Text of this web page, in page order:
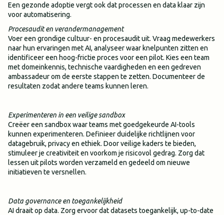
Een gezonde adoptie vergt ook dat processen en data klaar zijn
voor automatisering.
Procesaudit en verandermanagement
Voer een grondige cultuur- en procesaudit uit. Vraag medewerkers
naar hun ervaringen met AI, analyseer waar knelpunten zitten en
identificeer een hoog-frictie proces voor een pilot. Kies een team
met domeinkennis, technische vaardigheden en een gedreven
ambassadeur om de eerste stappen te zetten. Documenteer de
resultaten zodat andere teams kunnen leren.
Experimenteren in een veilige sandbox
Creëer een sandbox waar teams met goedgekeurde AI-tools
kunnen experimenteren. Definieer duidelijke richtlijnen voor
datagebruik, privacy en ethiek. Door veilige kaders te bieden,
stimuleer je creativiteit en voorkom je risicovol gedrag. Zorg dat
lessen uit pilots worden verzameld en gedeeld om nieuwe
initiatieven te versnellen.
Data governance en toegankelijkheid
AI draait op data. Zorg ervoor dat datasets toegankelijk, up-to-date